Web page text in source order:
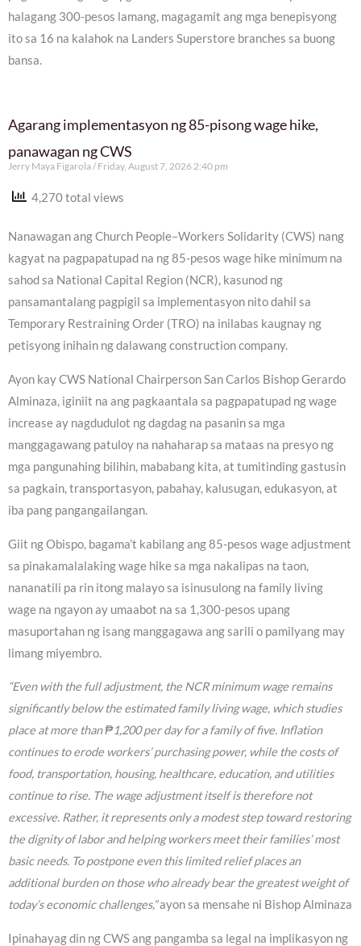
halagang 300-pesos lamang, magagamit ang mga benepisyong
ito sa 16 na kalahok na Landers Superstore branches sa buong
bansa.
Agarang implementasyon ng 85-pisong wage hike,
panawagan ng CWS
Jerry Maya Figarola Friday, August 7, 2026 2:40 pm
4,270 total views
Nanawagan ang Church People–Workers Solidarity (CWS) nang
kagyat na pagpapatupad na ng 85-pesos wage hike minimum na
sahod sa National Capital Region (NCR), kasunod ng
pansamantalang pagpigil sa implementasyon nito dahil sa
Temporary Restraining Order (TRO) na inilabas kaugnay ng
petisyong inihain ng dalawang construction company.
Ayon kay CWS National Chairperson San Carlos Bishop Gerardo
Alminaza, iginiit na ang pagkaantala sa pagpapatupad ng wage
increase ay nagdudulot ng dagdag na pasanin sa mga
manggagawang patuloy na nahaharap sa mataas na presyo ng
mga pangunahing bilihin, mababang kita, at tumitinding gastusin
sa pagkain, transportasyon, pabahay, kalusugan, edukasyon, at
iba pang pangangailangan.
Giit ng Obispo, bagama’t kabilang ang 85-pesos wage adjustment
sa pinakamalalaking wage hike sa mga nakalipas na taon,
nananatili pa rin itong malayo sa isinusulong na family living
wage na ngayon ay umaabot na sa 1,300-pesos upang
masuportahan ng isang manggagawa ang sarili o pamilyang may
limang miyembro.
“Even with the full adjustment, the NCR minimum wage remains
significantly below the estimated family living wage, which studies
place at more than ₱1,200 per day for a family of five. Inflation
continues to erode workers’ purchasing power, while the costs of
food, transportation, housing, healthcare, education, and utilities
continue to rise. The wage adjustment itself is therefore not
excessive. Rather, it represents only a modest step toward restoring
the dignity of labor and helping workers meet their families’ most
basic needs. To postpone even this limited relief places an
additional burden on those who already bear the greatest weight of
today’s economic challenges,”ayon sa mensahe ni Bishop Alminaza
Ipinahayag din ng CWS ang pangamba sa legal na implikasyon ng